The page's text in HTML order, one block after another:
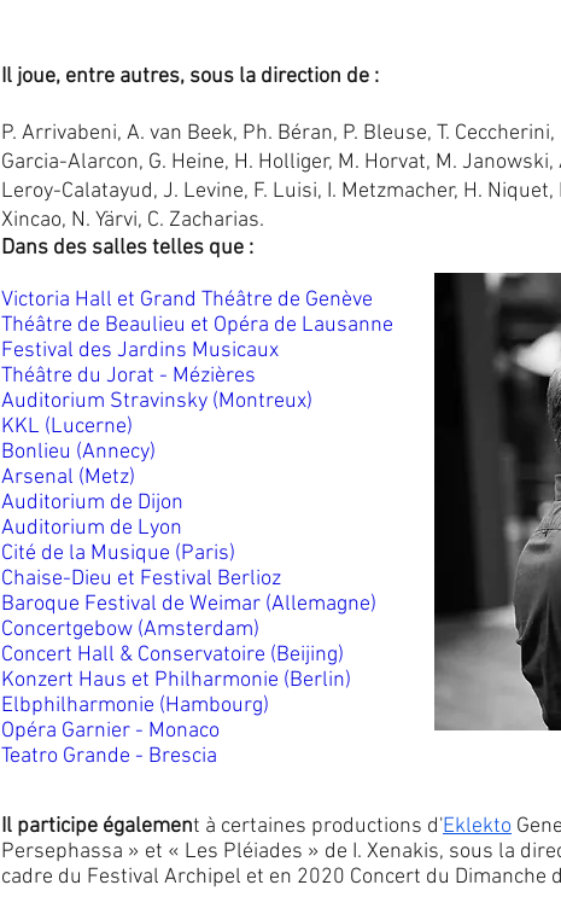
Il joue, entre autres, sous la direction de :
P. Arrivabeni, A. van Beek, Ph. Béran, P. Bleuse, T.
Garcia-Alarcon, G. Heine, H. Holliger, M. Horvat, M.
Leroy-Calatayud, J. Levine, F. Luisi, I. Metzmacher, H.
Xincao, N. Yärvi, C. Zacharias.
Dans des salles telles que :
Victoria Hall et Grand Théâtre de Genève
Théâtre de Beaulieu et Opéra de Lausanne
Festival des Jardins Musicaux
Théâtre du Jorat - Mézières
Auditorium Stravinsky (Montreux)
KKL (Lucerne)
Bonlieu (Annecy)
Arsenal (Metz)
Auditorium de Dijon
Auditorium de Lyon
Cité de la Musique (Paris)
Chaise-Dieu et Festival Berlioz
Baroque Festival de Weimar (Allemagne)
Concertgebow (Amsterdam)
Concert Hall & Conservatoire (Beijing)
Konzert Haus et Philharmonie (Berlin)
Elbphilharmonie (Hambourg)
Opéra Garnier - Monaco
Teatro Grande - Brescia
Il participe également à certaines productions d'Eklekto
Persephassa » et « Les Pléiades » de I. Xenakis, sous la
cadre du Festival Archipel et en 2020 Concert du Dimanche